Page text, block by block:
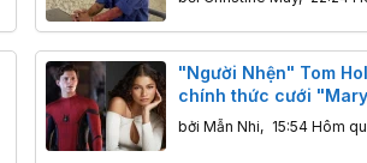
"Người Nhện" Tom
chính thức cưới
Zendaya: Chi 18 tỷ
điền trang, khách đến
bởi Mẫn Nhi, 15:54 Hôm